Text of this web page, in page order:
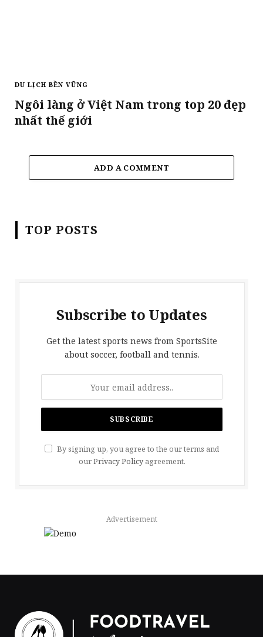
DU LỊCH BỀN VỮNG
Ngôi làng ở Việt Nam trong top 20 đẹp
nhất thế giới
ADD A COMMENT
TOP POSTS
Subscribe to Updates
Get the latest sports news from SportsSite
about soccer, football and tennis.
By signing up, you agree to the our terms and
ourPrivacy Policyagreement.
Advertisement